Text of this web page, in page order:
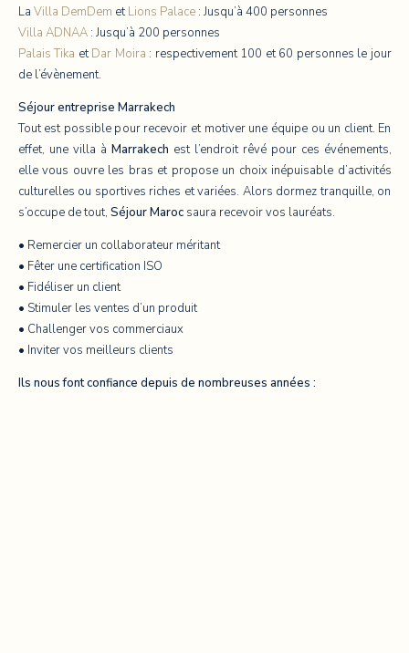
La Villa DemDem etLions Palace: Jusqu’à 400 personnes
Villa ADNAA: Jusqu’à 200 personnes
Palais Tika etDar Moira : respectivement 100 et 60 personnes le jour
de l’évènement.
Séjour entreprise Marrakech
Tout est possible pour recevoir et motiver une équipe ou un client. En
effet, une villa à Marrakech est l’endroit rêvé pour ces événements,
elle vous ouvre les bras et ­propose un choix inépuisable d’activités
culturelles ou sportives riches et ­variées. Alors dormez tranquille, on
s’occupe de tout, SéjourMarocsaura recevoir vos lauréats.
• Remercier un collaborateur méritant
• Fêter une certification ISO
• Fidéliser un client
• Stimuler les ventes d’un produit
• Challenger vos commerciaux
• Inviter vos meilleurs clients
Ils nous font confiance depuis de nombreuses années :